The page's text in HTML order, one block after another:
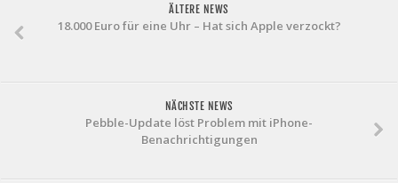
ÄLTERE NEWS
18.000 Euro für eine Uhr – Hat sich Apple verzockt?
NÄCHSTE NEWS
Pebble-Update löst Problem mit iPhone-
Benachrichtigungen